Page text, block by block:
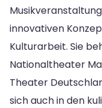
innovativen
Kulturarbeit. Sie
Nationaltheater
Theater
sich auch in den